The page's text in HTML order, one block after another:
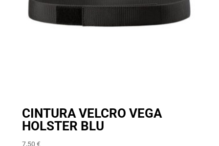
CINTURA VELCRO VEGA
HOLSTER BLU
7,50 €